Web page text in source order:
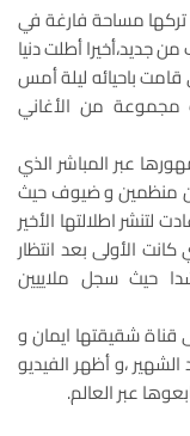
تركها مساحة فارغة في
جديد،أخيرا أطلت دنيا
باحيائه ليلة أمس
مجموعة من الأغاني
عبر المباشر الذي
منظمين و ضيوف حيث
لتنشر اطلالتها الأخير
الأولى بعد انتظار
حيث سجل ملاييين
شقيقتها ايمان و
،و أظهر الفيديو
عبر العالم.